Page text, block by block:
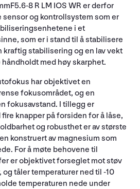
8 R LM IOS WR er derfor
sensor og kontrollsystem som er
i et
som er i stand til å stabilisere
kraftig stabilisering og en lav vekt
med høy skarphet.
har objektivet en
fokusområdet, og en
fokusavstand. I tillegg er
knapper på forsiden for å låse,
og robusthet er av største
konstruert av magnesium som
For å møte behovene til
er objektivet forseglet mot støv
tåler temperaturer ned til -10
temperaturen nede under